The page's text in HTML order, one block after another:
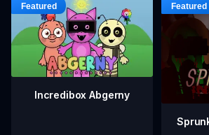
Incredibox Abgerny